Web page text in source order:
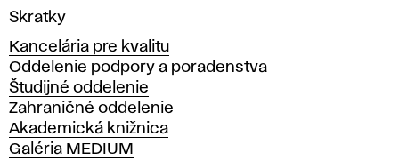
V
s
o
k
á
š
k
Skratky
Kancelária pre kvalitu
Oddelenie podpory a poradenstva
Študijné oddelenie
Zahraničné oddelenie
Akademická knižnica
Galéria MEDIUM